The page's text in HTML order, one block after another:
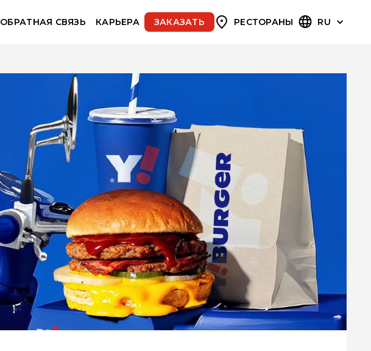
ОБРАТНАЯ СВЯЗЬ КАРЬЕРА ЗАКАЗАТЬ РЕСТОРАНЫ RU